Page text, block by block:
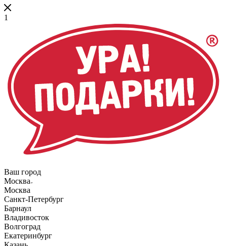
1
Ваш город
Москва
Москва
Санкт-Петербург
Барнаул
Владивосток
Волгоград
Екатеринбург